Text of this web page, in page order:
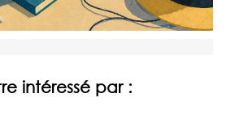
intéressé par :